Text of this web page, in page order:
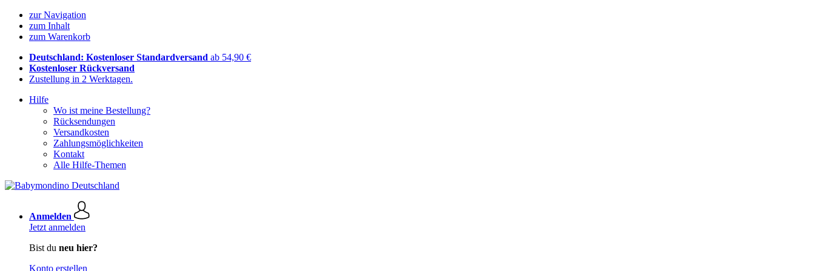
zur Navigation
zum Inhalt
zum Warenkorb
Deutschland: Kostenloser Standardversand ab 54,90 €
Kostenloser Rückversand
Zustellung in 2 Werktagen.
Hilfe
Wo ist meine Bestellung?
Rücksendungen
Versandkosten
Zahlungsmöglichkeiten
Kontakt
Alle Hilfe-Themen
Anmelden
Jetzt anmelden
Bist du neu hier?
Konto erstellen